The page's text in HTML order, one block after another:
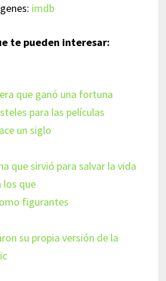
imdb
te pueden interesar:
que ganó una fortuna
para las películas
un siglo
que sirvió para salvar la vida
los que
figurantes
su propia versión de la